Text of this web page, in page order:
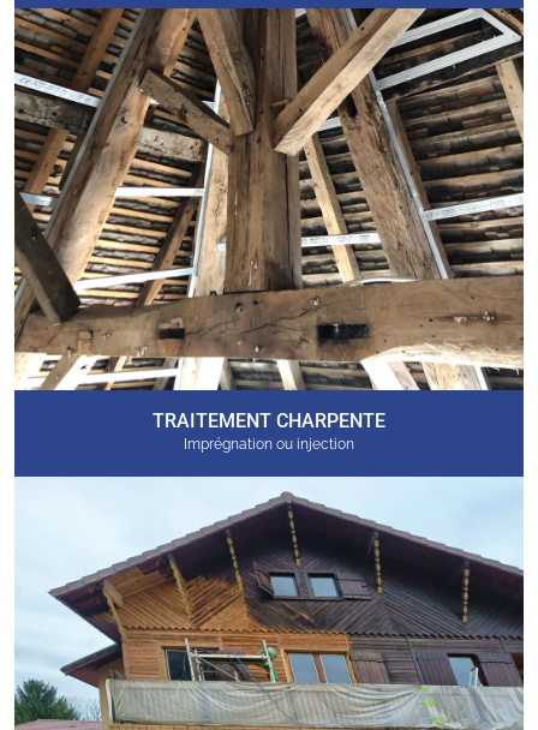
TRAITEMENT CHARPENTE
Imprégnation ou injection